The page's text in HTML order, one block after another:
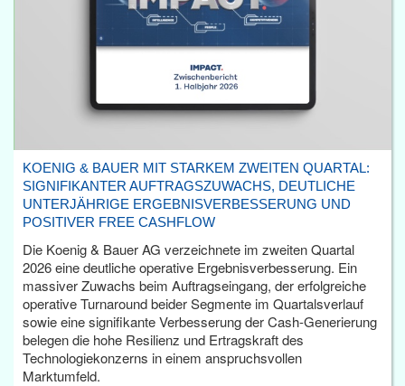
KOENIG & BAUER MIT STARKEM ZWEITEN QUARTAL:
SIGNIFIKANTER AUFTRAGSZUWACHS, DEUTLICHE
UNTERJÄHRIGE ERGEBNISVERBESSERUNG UND
POSITIVER FREE CASHFLOW
Die Koenig & Bauer AG verzeichnete im zweiten Quartal
2026 eine deutliche operative Ergebnisverbesserung. Ein
massiver Zuwachs beim Auftragseingang, der erfolgreiche
operative Turnaround beider Segmente im Quartalsverlauf
sowie eine signifikante Verbesserung der Cash-Generierung
belegen die hohe Resilienz und Ertragskraft des
Technologiekonzerns in einem anspruchsvollen
Marktumfeld.